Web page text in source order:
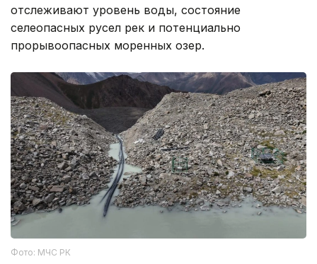
отслеживают уровень воды, состояние
селеопасных русел рек и потенциально
прорывоопасных моренных озер.
Фото: МЧС РК